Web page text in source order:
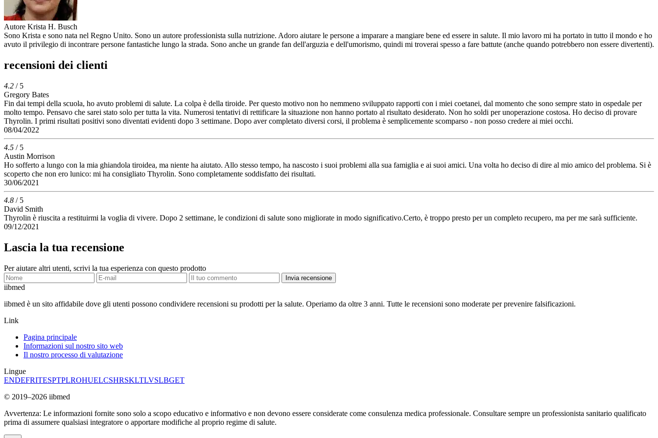
Autore Krista H. Busch
Sono Krista e sono nata nel Regno Unito. Sono un autore professionista sulla nutrizione. Adoro aiutare le persone a imparare a mangiare bene ed essere in salute. Il mio lavoro mi ha portato in tutto il mondo e ho
avuto il privilegio di incontrare persone fantastiche lungo la strada. Sono anche un grande fan dell'arguzia e dell'umorismo, quindi mi troverai spesso a fare battute (anche quando potrebbero non essere divertenti).
recensioni dei clienti
4.2 / 5
Gregory Bates
Fin dai tempi della scuola, ho avuto problemi di salute. La colpa è della tiroide. Per questo motivo non ho nemmeno sviluppato rapporti con i miei coetanei, dal momento che sono sempre stato in ospedale per
molto tempo. Pensavo che sarei stato solo per tutta la vita. Numerosi tentativi di rettificare la situazione non hanno portato al risultato desiderato. Non ho soldi per unoperazione costosa. Ho deciso di provare
Thyrolin. I primi risultati positivi sono diventati evidenti dopo 3 settimane. Dopo aver completato diversi corsi, il problema è semplicemente scomparso - non posso credere ai miei occhi.
08/04/2022
4.5 / 5
Austin Morrison
Ho sofferto a lungo con la mia ghiandola tiroidea, ma niente ha aiutato. Allo stesso tempo, ha nascosto i suoi problemi alla sua famiglia e ai suoi amici. Una volta ho deciso di dire al mio amico del problema. Si è
scoperto che non ero lunico: mi ha consigliato Thyrolin. Sono completamente soddisfatto dei risultati.
30/06/2021
4.8 / 5
David Smith
Thyrolin è riuscita a restituirmi la voglia di vivere. Dopo 2 settimane, le condizioni di salute sono migliorate in modo significativo.Certo, è troppo presto per un completo recupero, ma per me sarà sufficiente.
09/12/2021
Lascia la tua recensione
Per aiutare altri utenti, scrivi la tua esperienza con questo prodotto
Invia recensione
iibmed
iibmed è un sito affidabile dove gli utenti possono condividere recensioni su prodotti per la salute. Operiamo da oltre 3 anni. Tutte le recensioni sono moderate per prevenire falsificazioni.
Link
Pagina principale
Informazioni sul nostro sito web
Il nostro processo di valutazione
Lingue
ENDEFRITESPTPLROHUELCSHRSKLTLVSLBGET
© 2019–2026 iibmed
Avvertenza: Le informazioni fornite sono solo a scopo educativo e informativo e non devono essere considerate come consulenza medica professionale. Consultare sempre un professionista sanitario qualificato
prima di assumere qualsiasi integratore o apportare modifiche al proprio regime di salute.